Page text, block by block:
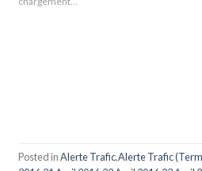
Posted inAlerte Trafic,Alerte Trafic